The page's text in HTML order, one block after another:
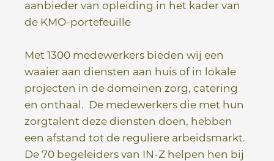
aanbieder van opleiding in het kader van
de KMO-portefeuille
Met 1300 medewerkers bieden wij een
waaier aan diensten aan huis of in lokale
projecten in de domeinen zorg, catering
en onthaal. De medewerkers die met hun
zorgtalent deze diensten doen, hebben
een afstand tot de reguliere arbeidsmarkt.
De 70 begeleiders van IN-Z helpen hen bij